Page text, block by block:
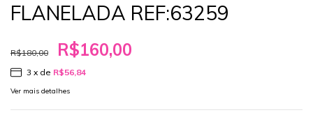
FLANELADA REF:63259
R$180,00 R$160,00
3 x de R$56,84
Ver mais detalhes